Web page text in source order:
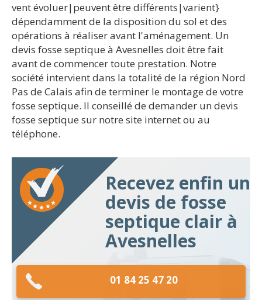
vent évoluer|peuvent être différents|varient}
dépendamment de la disposition du sol et des
opérations à réaliser avant l'aménagement. Un
devis fosse septique à Avesnelles doit être fait
avant de commencer toute prestation. Notre
société intervient dans la totalité de la région Nord
Pas de Calais afin de terminer le montage de votre
fosse septique. Il conseillé de demander un devis
fosse septique sur notre site internet ou au
téléphone.
Recevez enfin un
devis de fosse
septique clair à
Avesnelles
01 84 25 47 20